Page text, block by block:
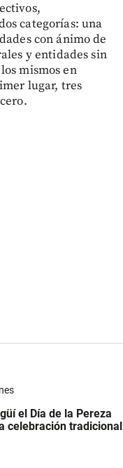
categorías: una
con ánimo de
y entidades sin
mismos en
lugar, tres
el Día de la Pereza
celebración tradicional